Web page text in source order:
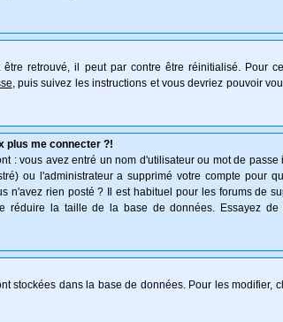
retrouvé, il peut par contre être réinitialisé. Pour
, puis suivez les instructions et vous devriez pouvoir
plus me connecter ?!
: vous avez entré un nom d'utilisateur ou mot de
ou l'administrateur a supprimé votre compte pour
n'avez rien posté ? Il est habituel pour les forums de
réduire la taille de la base de données. Essayez de
stockées dans la base de données. Pour les modifier,